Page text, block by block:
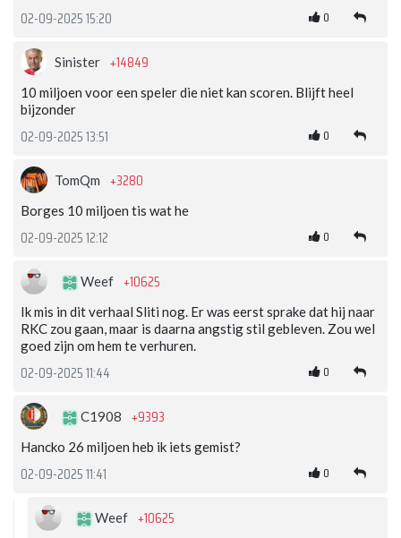
02-09-2025 15:20 0
Sinister +14849
10 miljoen voor een speler die niet kan scoren. Blijft heel
bijzonder
02-09-2025 13:51 0
TomQm +3280
Borges 10 miljoen tis wat he
02-09-2025 12:12 0
Weef +10625
Ik mis in dit verhaal Sliti nog. Er was eerst sprake dat hij naar
RKC zou gaan, maar is daarna angstig stil gebleven. Zou wel
goed zijn om hem te verhuren.
02-09-2025 11:44 0
C1908 +9393
Hancko 26 miljoen heb ik iets gemist?
02-09-2025 11:41 0
Weef +10625